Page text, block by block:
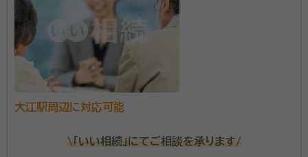
大江駅周辺に対応可能
\「いい相続」にてご相談を承ります/